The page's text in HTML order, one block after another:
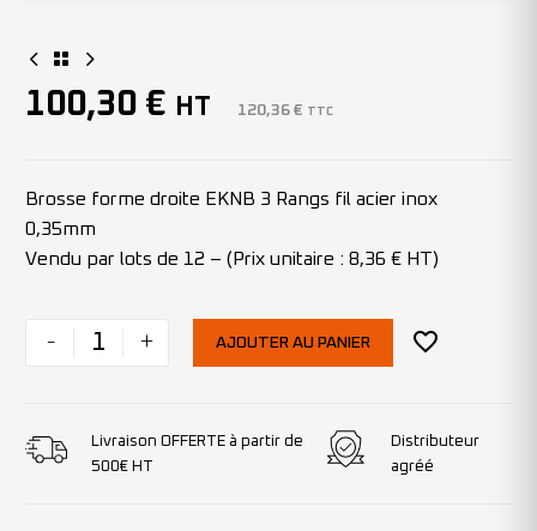
100,30 € HT 120,36 € TTC
Brosse forme droite EKNB 3 Rangs fil acier inox
0,35mm
Vendu par lots de 12 – (Prix unitaire : 8,36 € HT)
- + AJOUTER AU PANIER
Livraison OFFERTE à partir de
500€ HT
Distributeur
agréé